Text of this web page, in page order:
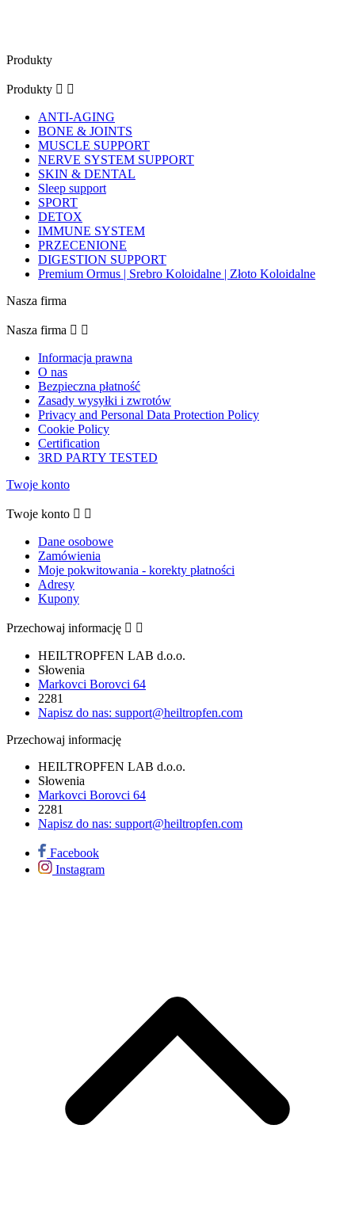
Produkty
Produkty  
ANTI-AGING
BONE & JOINTS
MUSCLE SUPPORT
NERVE SYSTEM SUPPORT
SKIN & DENTAL
Sleep support
SPORT
DETOX
IMMUNE SYSTEM
PRZECENIONE
DIGESTION SUPPORT
Premium Ormus | Srebro Koloidalne | Złoto Koloidalne
Nasza firma
Nasza firma  
Informacja prawna
O nas
Bezpieczna płatność
Zasady wysyłki i zwrotów
Privacy and Personal Data Protection Policy
Cookie Policy
Certification
3RD PARTY TESTED
Twoje konto
Twoje konto  
Dane osobowe
Zamówienia
Moje pokwitowania - korekty płatności
Adresy
Kupony
Przechowaj informację  
HEILTROPFEN LAB d.o.o.
Słowenia
Markovci Borovci 64
2281
Napisz do nas: support@heiltropfen.com
Przechowaj informację
HEILTROPFEN LAB d.o.o.
Słowenia
Markovci Borovci 64
2281
Napisz do nas: support@heiltropfen.com
Facebook
Instagram